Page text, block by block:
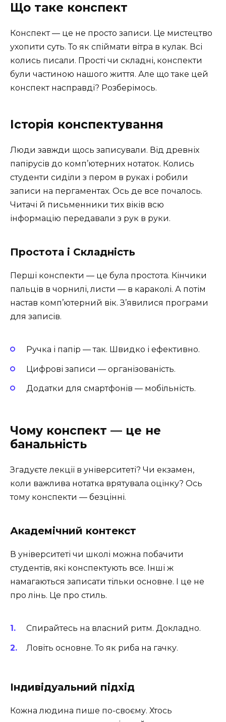
Що таке конспект
Конспект — це не просто записи. Це мистецтво
ухопити суть. То як спіймати вітра в кулак. Всі
колись писали. Прості чи складні, конспекти
були частиною нашого життя. Але що таке цей
конспект насправді? Розберімось.
Історія конспектування
Люди завжди щось записували. Від древніх
папірусів до комп’ютерних нотаток. Колись
студенти сиділи з пером в руках і робили
записи на пергаментах. Ось де все почалось.
Читачі й письменники тих віків всю
інформацію передавали з рук в руки.
Простота і Складність
Перші конспекти — це була простота. Кінчики
пальців в чорнилі, листи — в караколі. А потім
настав комп’ютерний вік. З’явилися програми
для записів.
Ручка і папір — так. Швидко і ефективно.
Цифрові записи — організованість.
Додатки для смартфонів — мобільність.
Чому конспект — це не
банальність
Згадуєте лекції в університеті? Чи екзамен,
коли важлива нотатка врятувала оцінку? Ось
тому конспекти — безцінні.
Академічний контекст
В університеті чи школі можна побачити
студентів, які конспектують все. Інші ж
намагаються записати тільки основне. І це не
про лінь. Це про стиль.
Спирайтесь на власний ритм. Докладно.
Ловіть основне. То як риба на гачку.
Індивідуальний підхід
Кожна людина пише по-своєму. Хтось